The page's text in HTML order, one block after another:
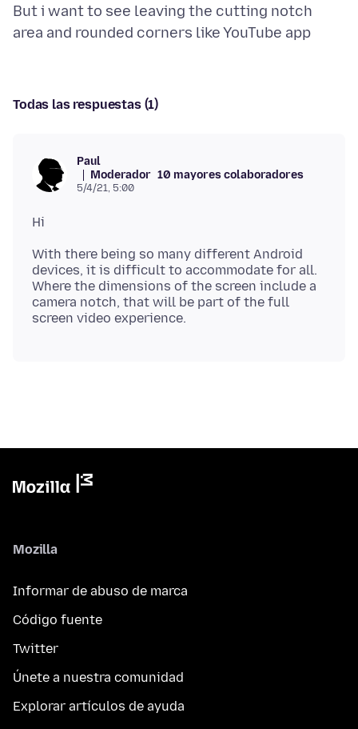
But i want to see leaving the cutting notch
Todas las respuestas (1)
Paul
Moderador 10 mayores colaboradores
5/4/21, 5:00
With there being so many different Android
devices, it is difficult to accommodate for all.
Where the dimensions of the screen include a
camera notch, that will be part of the full
Mozilla
Informar de abuso de marca
Código fuente
Twitter
Únete a nuestra comunidad
Explorar artículos de ayuda